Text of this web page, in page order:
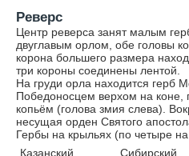
Реверс
Центр реверса занят малым
двуглавым орлом, обе головы
корона большего размера
три короны соединены лентой.
На груди орла находится герб
Победоносцем верхом на
копьём (голова змия слева).
несущая орден Святого
Гербы на крыльях (по четыре
Казанский
Сибирский